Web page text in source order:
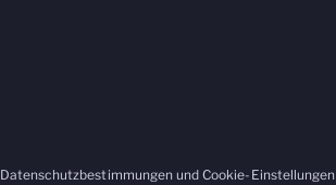
Datenschutzbestimmungen und Cookie-Einstellungen